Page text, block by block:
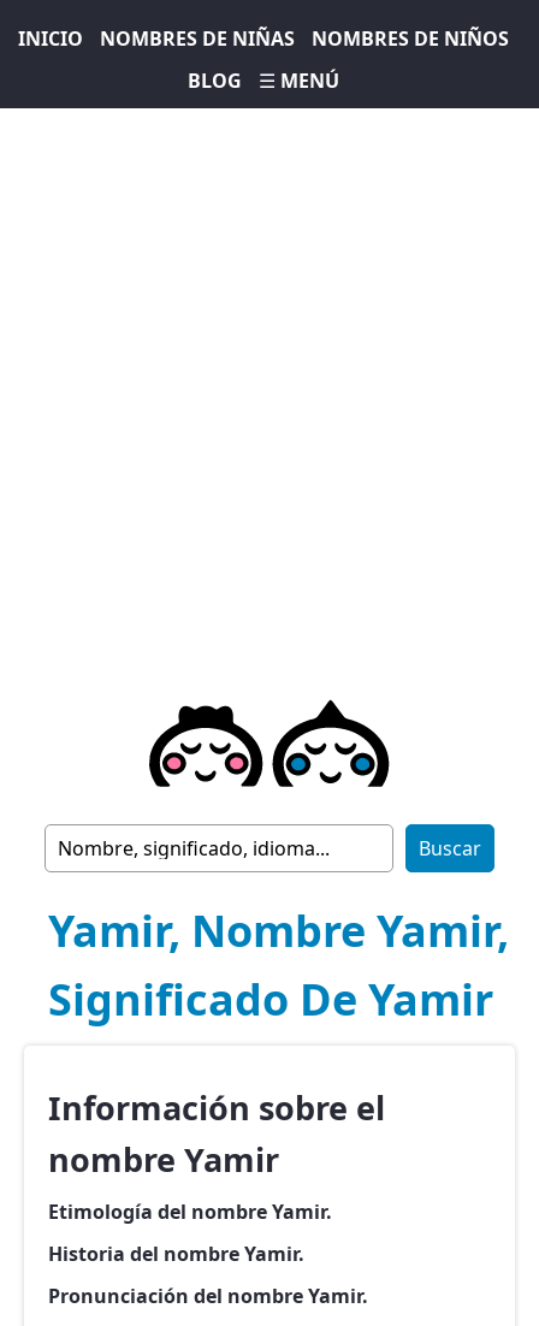
INICIO NOMBRES DE NIÑAS
NOMBRES DE NIÑOS
BLOG
☰ MENÚ
Yamir, Nombre Yamir,
Significado De Yamir
Información sobre el
nombre Yamir
Etimología del nombre Yamir.
Historia del nombre Yamir.
Pronunciación del nombre Yamir.